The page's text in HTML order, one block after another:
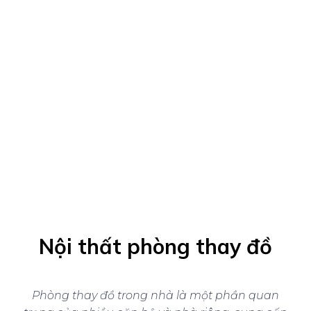
Nội thất phòng thay đồ
Phòng thay đồ trong nhà là một phần quan